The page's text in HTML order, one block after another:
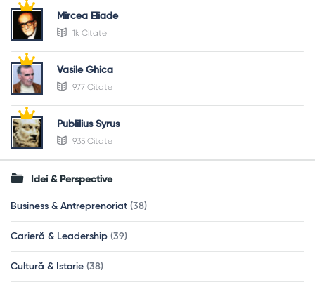
Mircea Eliade
1k Citate
Vasile Ghica
977 Citate
Publilius Syrus
935 Citate
Idei & Perspective
Business & Antreprenoriat (38)
Carieră & Leadership (39)
Cultură & Istorie (38)